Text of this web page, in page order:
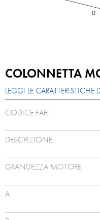
COLONNETTA
LEGGI LE CARATTERISTICHE
CODICE FAET
DESCRIZIONE
GRANDEZZA MOTORE
A